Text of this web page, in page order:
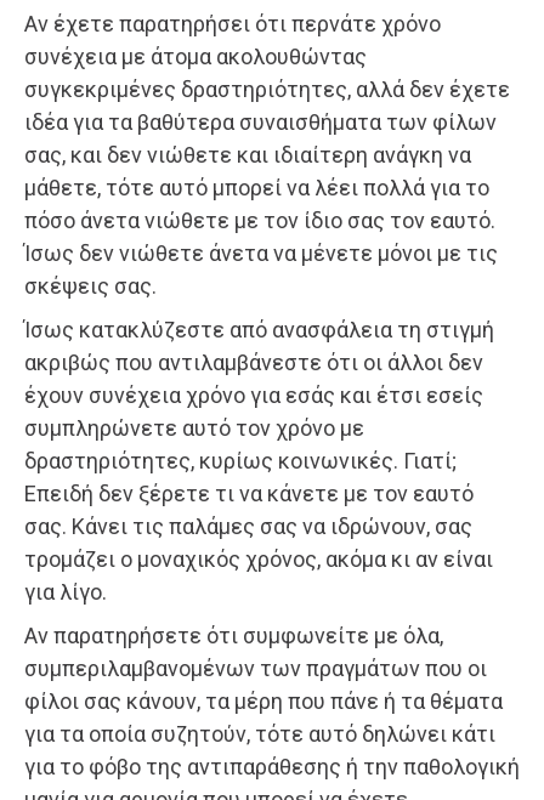
Αν έχετε παρατηρήσει ότι περνάτε χρόνο
συνέχεια με άτομα ακολουθώντας
συγκεκριμένες δραστηριότητες, αλλά δεν έχετε
ιδέα για τα βαθύτερα συναισθήματα των φίλων
σας, και δεν νιώθετε και ιδιαίτερη ανάγκη να
μάθετε, τότε αυτό μπορεί να λέει πολλά για το
πόσο άνετα νιώθετε με τον ίδιο σας τον εαυτό.
Ίσως δεν νιώθετε άνετα να μένετε μόνοι με τις
σκέψεις σας.
Ίσως κατακλύζεστε από ανασφάλεια τη στιγμή
ακριβώς που αντιλαμβάνεστε ότι οι άλλοι δεν
έχουν συνέχεια χρόνο για εσάς και έτσι εσείς
συμπληρώνετε αυτό τον χρόνο με
δραστηριότητες, κυρίως κοινωνικές. Γιατί;
Επειδή δεν ξέρετε τι να κάνετε με τον εαυτό
σας. Κάνει τις παλάμες σας να ιδρώνουν, σας
τρομάζει ο μοναχικός χρόνος, ακόμα κι αν είναι
για λίγο.
Αν παρατηρήσετε ότι συμφωνείτε με όλα,
συμπεριλαμβανομένων των πραγμάτων που οι
φίλοι σας κάνουν, τα μέρη που πάνε ή τα θέματα
για τα οποία συζητούν, τότε αυτό δηλώνει κάτι
για το φόβο της αντιπαράθεσης ή την παθολογική